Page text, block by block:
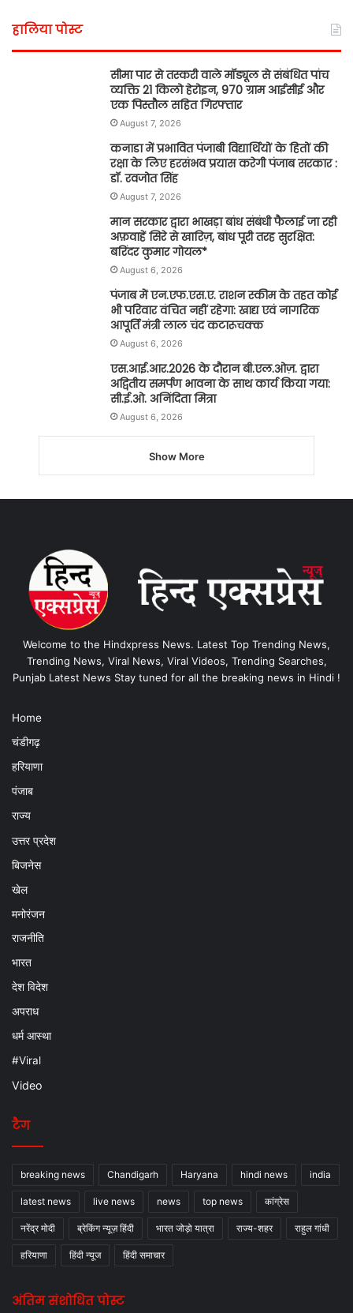
हालिया पोस्ट
सीमा पार से तस्करी वाले मॉड्यूल से संबंधित पांच
व्यक्ति 21 किलो हेरोइन, 970 ग्राम आईसीई और
एक पिस्तौल सहित गिरफ्तार
August 7, 2026
कनाडा में प्रभावित पंजाबी विद्यार्थियों के हितों की
रक्षा के लिए हरसंभव प्रयास करेगी पंजाब सरकार :
डॉ. रवजोत सिंह
August 7, 2026
मान सरकार द्वारा भाखड़ा बांध संबंधी फैलाई जा रही
अफ़वाहें सिरे से खारिज़, बांध पूरी तरह सुरक्षित:
बरिंदर कुमार गोयल*
August 6, 2026
पंजाब में एन.एफ.एस.ए. राशन स्कीम के तहत कोई
भी परिवार वंचित नहीं रहेगा: खाद्य एवं नागरिक
आपूर्ति मंत्री लाल चंद कटारूचक्क
August 6, 2026
एस.आई.आर.2026 के दौरान बी.एल.ओज़. द्वारा
अद्वितीय समर्पण भावना के साथ कार्य किया गया:
सी.ई.ओ. अनिंदिता मित्रा
August 6, 2026
Show More
Welcome to the Hindxpress News. Latest Top Trending News,
Trending News, Viral News, Viral Videos, Trending Searches,
Punjab Latest News Stay tuned for all the breaking news in Hindi !
Home
चंडीगढ़
हरियाणा
पंजाब
राज्य
उत्तर प्रदेश
बिजनेस
खेल
मनोरंजन
राजनीति
भारत
देश विदेश
अपराध
धर्म आस्था
#Viral
Video
टैग
breaking news Chandigarh Haryana hindi news india
latest news live news news top news कांग्रेस
नरेंद्र मोदी ब्रेकिंग न्यूज़ हिंदी भारत जोड़ो यात्रा राज्य-शहर राहुल गांधी
हरियाणा हिंदी न्यूज हिंदी समाचार
अंतिम संशोधित पोस्ट